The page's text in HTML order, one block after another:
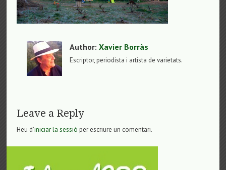
Author:Xavier Borràs
Escriptor, periodista i artista de varietats.
Leave a Reply
Heu d'iniciar la sessió per escriure un comentari.